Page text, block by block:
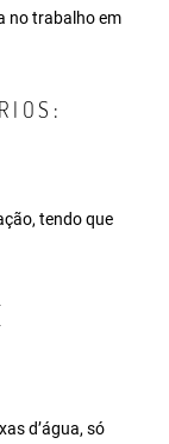
no trabalho em
tendo que
d’água, só